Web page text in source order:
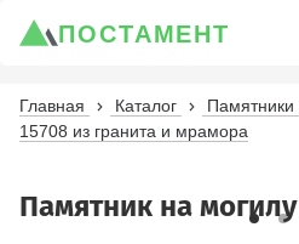
ПОСТАМЕНТ
Главная Каталог Памятники
15708 из гранита и мрамора
Памятник на